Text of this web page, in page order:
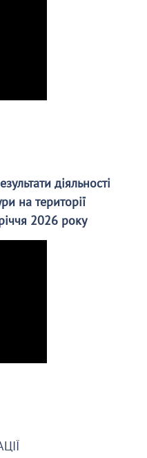
діяльності
на території
2026 року